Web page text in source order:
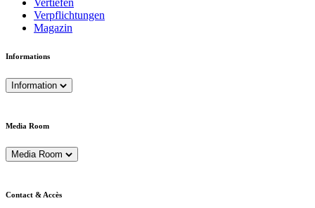
Verpflichtungen
Magazin
Informations
Information
Media Room
Media Room
Contact & Accès